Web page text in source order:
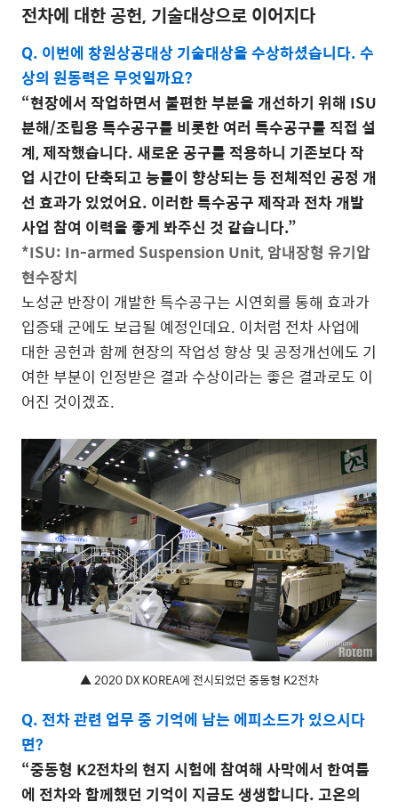
전차에 대한 공헌, 기술대상으로 이어지다
Q. 이번에 창원상공대상 기술대상을 수상하셨습니다. 수
상의 원동력은 무엇일까요?
“현장에서 작업하면서 불편한 부분을 개선하기 위해 ISU
분해/조립용 특수공구를 비롯한 여러 특수공구를 직접 설
계, 제작했습니다. 새로운 공구를 적용하니 기존보다 작
업 시간이 단축되고 능률이 향상되는 등 전체적인 공정 개
선 효과가 있었어요. 이러한 특수공구 제작과 전차 개발
사업 참여 이력을 좋게 봐주신 것 같습니다.”
*ISU: In-armed Suspension Unit, 암내장형 유기압
현수장치
노성균 반장이 개발한 특수공구는 시연회를 통해 효과가
입증돼 군에도 보급될 예정인데요. 이처럼 전차 사업에
대한 공헌과 함께 현장의 작업성 향상 및 공정개선에도 기
여한 부분이 인정받은 결과 수상이라는 좋은 결과로도 이
어진 것이겠죠.
▲ 2020 DX KOREA에 전시되었던 중동형 K2전차
Q. 전차 관련 업무 중 기억에 남는 에피소드가 있으시다
면?
“중동형 K2전차의 현지 시험에 참여해 사막에서 한여름
에 전차와 함께했던 기억이 지금도 생생합니다. 고온의